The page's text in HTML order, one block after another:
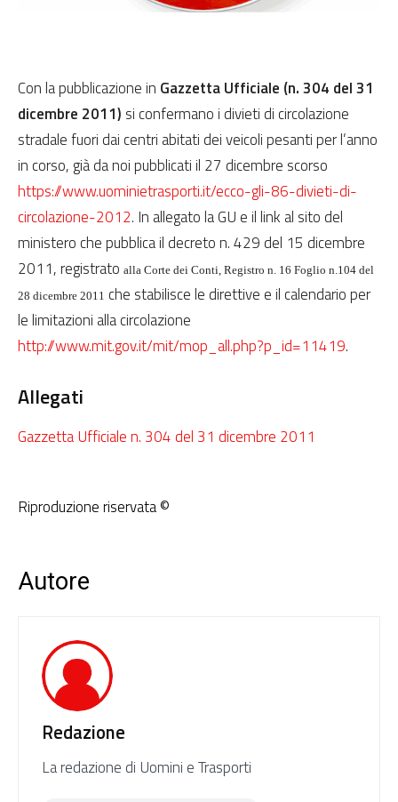
Con la pubblicazione in Gazzetta Ufficiale (n. 304 del 31
dicembre 2011) si confermano i divieti di circolazione
stradale fuori dai centri abitati dei veicoli pesanti per l’anno
in corso, già da noi pubblicati il 27 dicembre scorso
https://www.uominietrasporti.it/ecco-gli-86-divieti-di-
circolazione-2012. In allegato la GU e il link al sito del
ministero che pubblica il decreto n. 429 del 15 dicembre
2011, registrato alla Corte dei Conti, Registro n. 16 Foglio n.104 del
28 dicembre 2011 che stabilisce le direttive e il calendario per
le limitazioni alla circolazione
http://www.mit.gov.it/mit/mop_all.php?p_id=11419.
Allegati
Gazzetta Ufficiale n. 304 del 31 dicembre 2011
Riproduzione riservata ©
Autore
Redazione
La redazione di Uomini e Trasporti